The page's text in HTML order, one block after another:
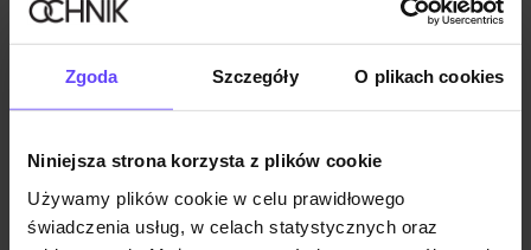
Zgoda Szczegóły O plikach cookies
Niniejsza strona korzysta z plików cookie
Używamy plików cookie w celu prawidłowego
świadczenia usług, w celach statystycznych oraz
Szczegóły
Skład i wymiary
Opinie